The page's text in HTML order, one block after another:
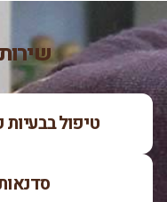
טיפול